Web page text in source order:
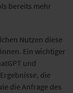
bereits mehr
Nutzen diese
Ein wichtiger
und
die
die Anfrage des